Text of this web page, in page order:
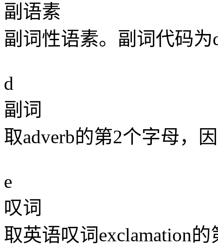
副语素
副词性语素。副词代码
d
副词
取adverb的第2个字母，
e
叹词
取英语叹词exclamation